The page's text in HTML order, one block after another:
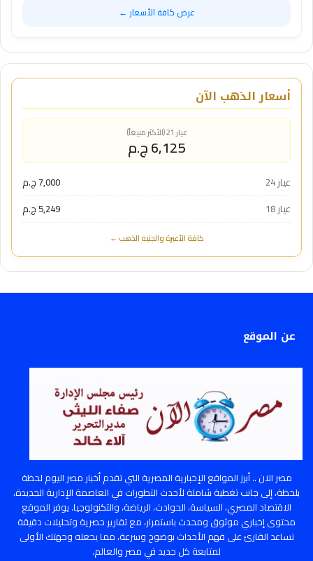
عرض كافة الأسعار ←
أسعار الذهب الآن
عيار 21 (الأكثر مبيعاً)
6,125 ج.م
عيار 24
7,000 ج.م
عيار 18
5,249 ج.م
كافة الأعيرة والجنيه الذهب ←
عن الموقع
مصر الان .. أبرز المواقع الإخبارية المصرية التي تقدم أخبار مصر اليوم لحظة
بلحظة، إلى جانب تغطية شاملة لأحدث التطورات في العاصمة الإدارية الجديدة،
الاقتصاد المصري، السياسة، الحوادث، الرياضة، والتكنولوجيا. يوفر الموقع
محتوى إخباري موثوق ومحدث باستمرار، مع تقارير حصرية وتحليلات دقيقة
تساعد القارئ على فهم الأحداث بوضوح وسرعة، مما يجعله وجهتك الأولى
لمتابعة كل جديد في مصر والعالم.